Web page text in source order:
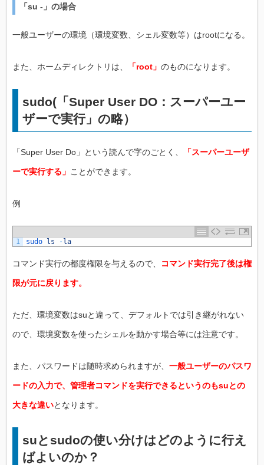
「su -」の場合
一般ユーザーの環境（環境変数、シェル変数等）はrootになる。
また、ホームディレクトリは、 「root」 のものになります。
sudo(「Super User DO：スーパーユー
ザーで実行」の略）
「Super User Do」という読んで字のごとく、 「スーパーユーザ
ーで実行する」 ことができます。
例
1 sudo ls -la
コマンド実行の都度権限を与えるので、 コマンド実行完了後は権
限が元に戻ります。
ただ、環境変数はsuと違って、デフォルトでは引き継がれない
ので、環境変数を使ったシェルを動かす場合等には注意です。
また、パスワードは随時求められますが、 一般ユーザーのパスワ
ードの入力で、管理者コマンドを実行できるというのもsuとの
大きな違いとなります。
suとsudoの使い分けはどのように行え
ばよいのか？